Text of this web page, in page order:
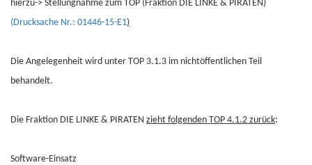
hierzu-> Stellungnahme zum TOP (Fraktion DIE LINKE & PIRATEN)
(Drucksache Nr.: 01446-15-E1)
Die Angelegenheit wird unter TOP 3.1.3 im nichtöffentlichen Teil
behandelt.
Die Fraktion DIE LINKE & PIRATEN zieht folgenden TOP 4.1.2 zurück:
Software-Einsatz